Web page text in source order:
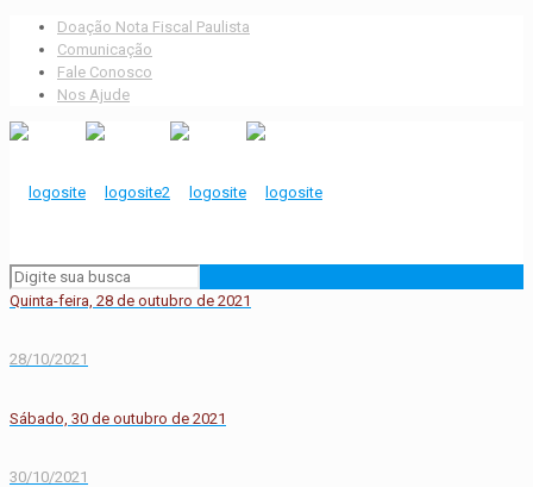
Doação Nota Fiscal Paulista
Comunicação
Fale Conosco
Nos Ajude
Quinta-feira, 28 de outubro de 2021
28/10/2021
Sábado, 30 de outubro de 2021
30/10/2021